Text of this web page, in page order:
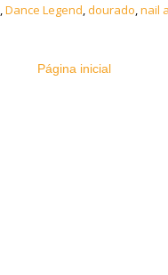
,Dance Legend,dourado,nail
Página inicial